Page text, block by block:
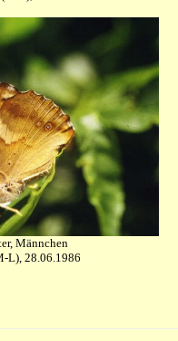
Männchen
L), 28.06.1986